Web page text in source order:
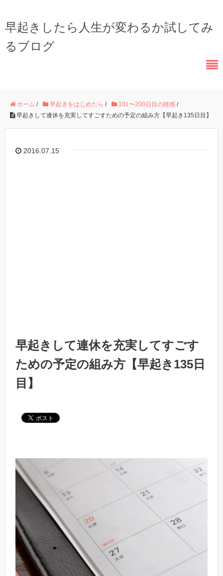
早起きしたら人生が変わるか試してみ
るブログ
ホーム / 早起きをはじめたら / 101〜200日目の雑感 /
早起きして連休を充実してすごすための予定の組み方【早起き135日目】
2016.07.15
早起きして連休を充実してすごす
ための予定の組み方【早起き135日
目】